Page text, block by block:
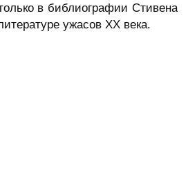
в библиографии Стивена
ужасов XX века.